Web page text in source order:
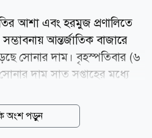
আশা এবং হরমুজ প্রণালিতে
আন্তর্জাতিক বাজারে
সোনার দাম। বৃহস্পতিবার (৬
দাম সাত সপ্তাহের মধ্যে
৪ হাজার ২৬৫ দশমিক ২২
শুরুতে ১৮ জুনের পর সর্বোচ্চ
অংশ পড়ুন